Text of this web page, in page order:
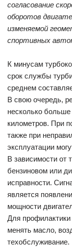
согласование
оборотов
изменяемой
спортивных
К минусам
срок службы
среднем
В свою очередь,
несколько больше
километров. При
также при
эксплуатации
В зависимости от
бензиновом или
исправности.
является
мощности
Для
менять масло,
техобслуживание.